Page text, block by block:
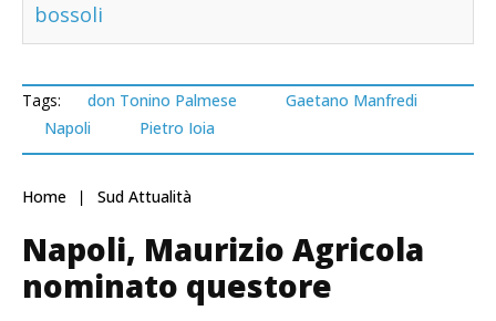
bossoli
Tags: don Tonino Palmese
Gaetano Manfredi
Napoli
Pietro Ioia
Home Sud Attualità
Napoli, Maurizio Agricola
nominato questore